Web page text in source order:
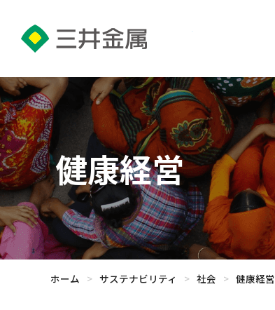
健康経営
ホーム > サステナビリティ > 社会 > 健康経営